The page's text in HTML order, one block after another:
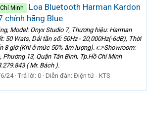
Minh
Loa Bluetooth Harman Kardon
chính hãng Blue
Model: Onyx Studio 7, Thương hiệu: Harman
50 Wats, Dải tần số: 50Hz - 20,000Hz(-6dB), Thời
8 giờ (Khi ở mức 50% âm lượng). 👉Showroom:
Phường 13, Quận Tân Bình, Tp.Hồ Chí Minh
( Mr. Bách ).
24 Trả lời: 0 Diễn đàn: Điện tử - KTS